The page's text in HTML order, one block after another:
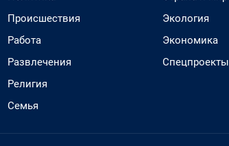
Происшествия
Работа
Развлечения
Религия
Семья
Экология
Экономика
Спецпроекты